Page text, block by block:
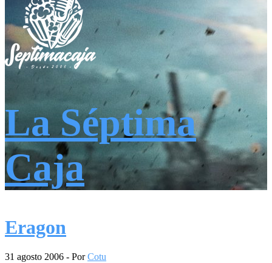
La Séptima
Caja
Eragon
31 agosto 2006 - PorCotu